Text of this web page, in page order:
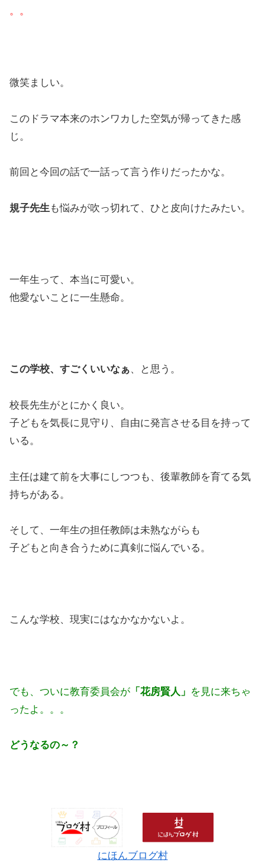
。。
微笑ましい。
このドラマ本来のホンワカした空気が帰ってきた感
じ。
前回と今回の話で一話って言う作りだったかな。
規子先生も悩みが吹っ切れて、ひと皮向けたみたい。
一年生って、本当に可愛い。
他愛ないことに一生懸命。
この学校、すごくいいなぁ、と思う。
校長先生がとにかく良い。
子どもを気長に見守り、自由に発言させる目を持って
いる。
主任は建て前を大事にしつつも、後輩教師を育てる気
持ちがある。
そして、一年生の担任教師は未熟ながらも
子どもと向き合うために真剣に悩んでいる。
こんな学校、現実にはなかなかないよ。
でも、ついに教育委員会が 「花房賢人」 を見に来ちゃ
ったよ。。。
どうなるの～？
にほんブログ村